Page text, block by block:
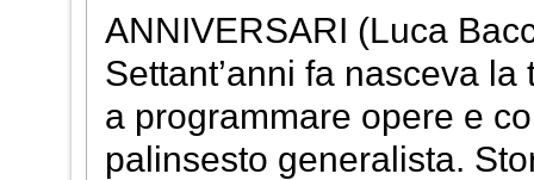
ANNIVERSARI (Luca
Settant’anni fa nasceva
a programmare opere e
palinsesto generalista.